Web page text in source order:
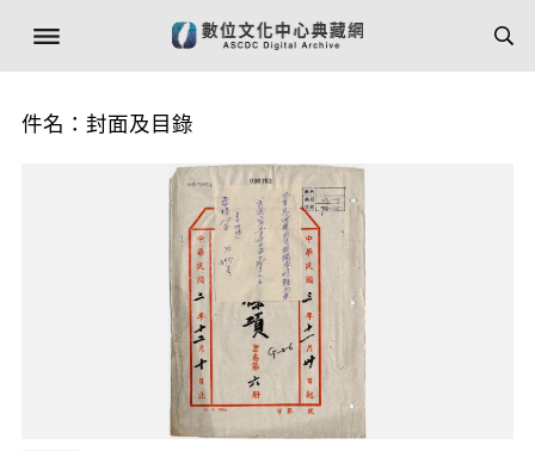
件名：封面及目錄